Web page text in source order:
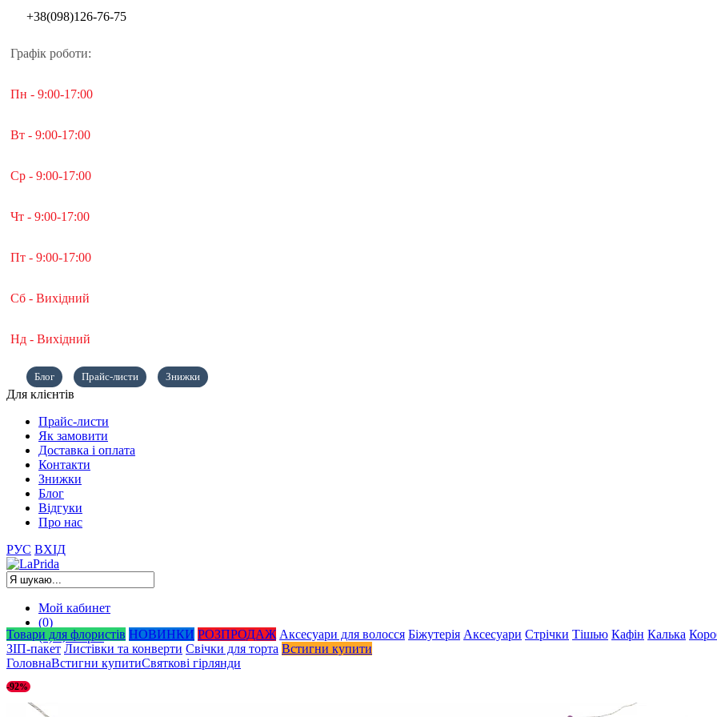
+38(098)126-76-75
Графік роботи:
Пн - 9:00-17:00
Вт - 9:00-17:00
Ср - 9:00-17:00
Чт - 9:00-17:00
Пт - 9:00-17:00
Сб - Вихідний
Нд - Вихідний
Блог Прайс-листи Знижки
Для клієнтів
Прайс-листи
Як замовити
Доставка і оплата
Контакти
Знижки
Блог
Відгуки
Про нас
РУС ВХІД
Мой кабинет
(0)
(0) 0,00грн.
Товари для флористів НОВИНКИ РОЗПРОДАЖ Аксесуари для волосся Біжутерія Аксесуари Стрiчки Тішью Кафін Калька
ЗІП-пакет Листівки та конверти Свічки для торта Встигни купити
ГоловнаВстигни купитиCвяткові гірлянди
-92